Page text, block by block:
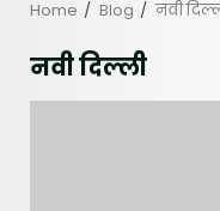
Home Blog नवी
नवी दिल्ली